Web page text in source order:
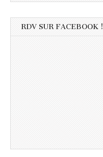
RDV SUR FACEBOOK !